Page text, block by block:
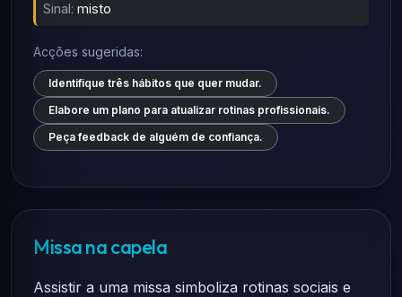
Sinal: misto
Acções sugeridas:
Identifique três hábitos que quer mudar.
Elabore um plano para atualizar rotinas profissionais.
Peça feedback de alguém de confiança.
Missa na capela
Assistir a uma missa simboliza rotinas sociais e